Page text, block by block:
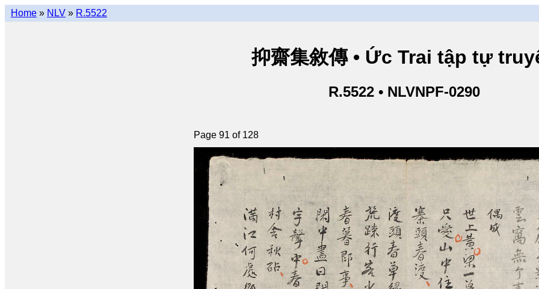
Home » NLV » R.5522
抑齋集敘傳 • Ức Trai tập tự
R.5522 • NLVNPF-0290
Page 91 of 128